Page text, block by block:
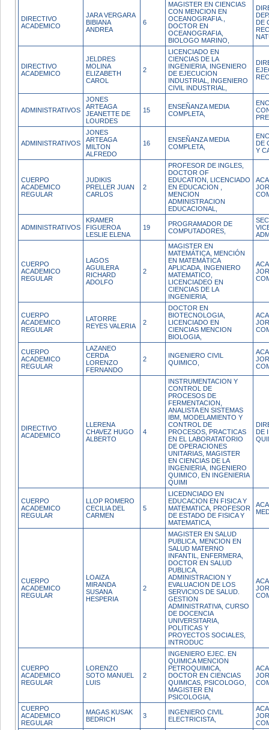
DIRECTIVO
ACADEMICO
JARA VERGARA
BIBIANA
ANDREA
6
MAGISTER EN CIENCIAS
CON MENCION EN
OCEANOGRAFIA.,
DOCTOR EN
OCEANOGRAFIA,
BIOLOGO MARINO,
DE
DIRECTIVO
ACADEMICO
JELDRES
MOLINA
ELIZABETH
CAROL
2
LICENCIADO EN
CIENCIAS DE LA
INGENIERIA, INGENIERO
DE EJECUCION
INDUSTRIAL, INGENIERO
CIVIL INDUSTRIAL,
ADMINISTRATIVOS
JONES
ARTEAGA
JEANETTE DE
LOURDES
15
ENSEÑANZA MEDIA
COMPLETA,
ADMINISTRATIVOS
JONES
ARTEAGA
MILTON
ALFREDO
16
ENSEÑANZA MEDIA
COMPLETA,
DE
Y
CUERPO
ACADEMICO
REGULAR
JUDIKIS
PRELLER JUAN
CARLOS
2
PROFESOR DE INGLES,
DOCTOR OF
EDUCATION, LICENCIADO
EN EDUCACION ,
MENCION
ADMINISTRACION
EDUCACIONAL,
ADMINISTRATIVOS
KRAMER
FIGUEROA
LESLIE ELENA
19
PROGRAMADOR DE
COMPUTADORES,
CUERPO
ACADEMICO
REGULAR
LAGOS
AGUILERA
RICHARD
ADOLFO
2
MAGISTER EN
MATEMÁTICA, MENCIÓN
EN MATEMÁTICA
APLICADA, INGENIERO
MATEMATICO,
LICENCIADEO EN
CIENCIAS DE LA
INGENIERIA,
CUERPO
ACADEMICO
REGULAR
LATORRE
REYES VALERIA
2
DOCTOR EN
BIOTECNOLOGIA,
LICENCIADO EN
CIENCIAS MENCION
BIOLOGIA,
CUERPO
ACADEMICO
REGULAR
LAZANEO
CERDA
LORENZO
FERNANDO
2
INGENIERO CIVIL
QUIMICO,
DIRECTIVO
ACADEMICO
LLERENA
CHAVEZ HUGO
ALBERTO
4
INSTRUMENTACION Y
CONTROL DE
PROCESOS DE
FERMENTACION,
ANALISTA EN SISTEMAS
IBM, MODELAMIENTO Y
CONTROL DE
PROCESOS, PRACTICAS
EN EL LABORATATORIO
DE OPERACIONES
UNITARIAS, MAGISTER
EN CIENCIAS DE LA
INGENIERIA, INGENIERO
QUIMICO, EN INGENIERIA
QUIMI
DE
CUERPO
ACADEMICO
REGULAR
LLOP ROMERO
CECILIA DEL
CARMEN
5
LICEDNCIADO EN
EDUCACION EN FISICA Y
MATEMATICA, PROFESOR
DE ESTADO DE FISICA Y
MATEMATICA,
CUERPO
ACADEMICO
REGULAR
LOAIZA
MIRANDA
SUSANA
HESPERIA
2
MAGISTER EN SALUD
PUBLICA, MENCION EN
SALUD MATERNO
INFANTIL, ENFERMERA,
DOCTOR EN SALUD
PUBLICA,
ADMINISTRACION Y
EVALUACION DE LOS
SERVICIOS DE SALUD.
GESTION
ADMINISTRATIVA, CURSO
DE DOCENCIA
UNIVERSITARIA,
POLITICAS Y
PROYECTOS SOCIALES,
INTRODUC
CUERPO
ACADEMICO
REGULAR
LORENZO
SOTO MANUEL
LUIS
2
INGENIERO EJEC. EN
QUIMICA MENCION
PETROQUIMICA,
DOCTOR EN CIENCIAS
QUIMICAS, PSICOLOGO,
MAGISTER EN
PSICOLOGIA,
CUERPO
ACADEMICO
REGULAR
MAGAS KUSAK
BEDRICH
3
INGENIERO CIVIL
ELECTRICISTA,